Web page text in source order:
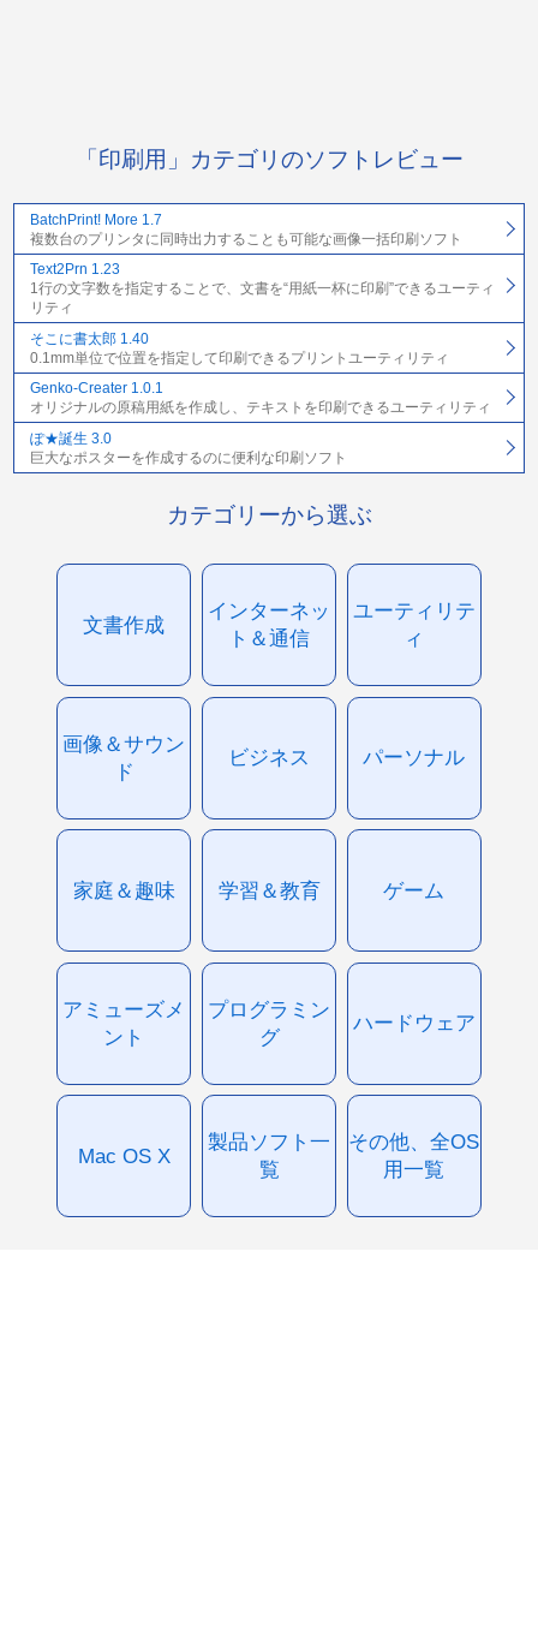
「印刷用」カテゴリのソフトレビュー
BatchPrint! More 1.7
複数台のプリンタに同時出力することも可能な画像一括印刷ソフト
Text2Prn 1.23
1行の文字数を指定することで、文書を“用紙一杯に印刷”できるユーティ
リティ
そこに書太郎 1.40
0.1mm単位で位置を指定して印刷できるプリントユーティリティ
Genko-Creater 1.0.1
オリジナルの原稿用紙を作成し、テキストを印刷できるユーティリティ
ぽ★誕生 3.0
巨大なポスターを作成するのに便利な印刷ソフト
カテゴリーから選ぶ
文書作成
インターネッ
ト＆通信
ユーティリテ
ィ
画像＆サウン
ド
ビジネス パーソナル
家庭＆趣味 学習＆教育 ゲーム
アミューズメ
ント
プログラミン
グ
ハードウェア
Mac OS X
製品ソフト一
覧
その他、全OS
用一覧